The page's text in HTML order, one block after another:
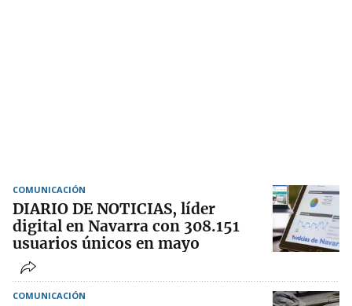
COMUNICACIÓN
DIARIO DE NOTICIAS, líder
digital en Navarra con 308.151
usuarios únicos en mayo
COMUNICACIÓN